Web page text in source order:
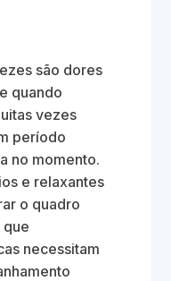
são dores
quando
vezes
período
no momento.
e relaxantes
o quadro
que
necessitam